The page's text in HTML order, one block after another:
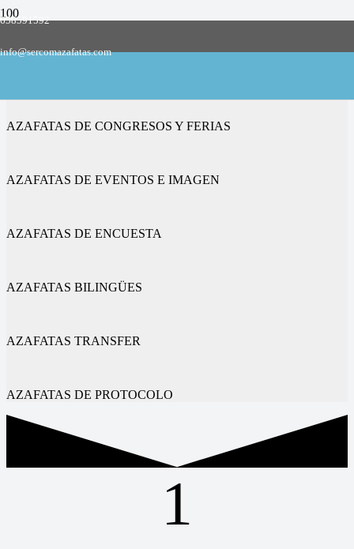
658591592
info@sercomazafatas.com
AZAFATAS DE CONGRESOS Y FERIAS
AZAFATAS DE EVENTOS E IMAGEN
AZAFATAS DE ENCUESTA
AZAFATAS BILINGÜES
AZAFATAS TRANSFER
AZAFATAS DE PROTOCOLO
1